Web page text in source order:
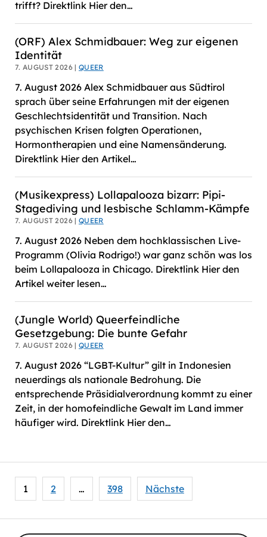
trifft? Direktlink Hier den…
(ORF) Alex Schmidbauer: Weg zur eigenen
Identität
7. AUGUST 2026 |QUEER
7. August 2026 Alex Schmidbauer aus Südtirol
sprach über seine Erfahrungen mit der eigenen
Geschlechtsidentität und Transition. Nach
psychischen Krisen folgten Operationen,
Hormontherapien und eine Namensänderung.
Direktlink Hier den Artikel…
(Musikexpress) Lollapalooza bizarr: Pipi-
Stagediving und lesbische Schlamm-Kämpfe
7. AUGUST 2026 |QUEER
7. August 2026 Neben dem hochklassischen Live-
Programm (Olivia Rodrigo!) war ganz schön was los
beim Lollapalooza in Chicago. Direktlink Hier den
Artikel weiter lesen…
(Jungle World) Queerfeindliche
Gesetzgebung: Die bunte Gefahr
7. AUGUST 2026 |QUEER
7. August 2026 “LGBT-Kultur” gilt in Indonesien
neuerdings als nationale Bedrohung. Die
entsprechende Präsidialverordnung kommt zu einer
Zeit, in der homofeindliche Gewalt im Land immer
häufiger wird. Direktlink Hier den…
Seitennummerierung
der
1 2 … 398 Nächste